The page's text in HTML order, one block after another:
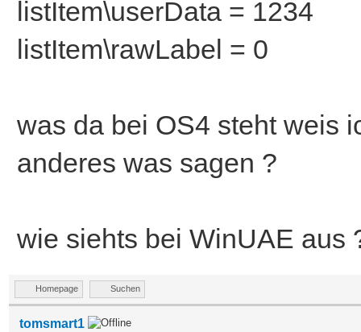
listItem\userData = 1234
listItem\rawLabel = 0
was da bei OS4 steht weis
anderes was sagen ?
wie siehts bei WinUAE aus
Homepage Suchen
tomsmart1